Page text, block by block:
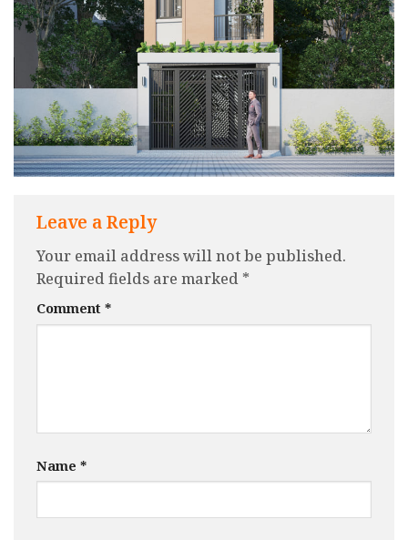
Leave a Reply
Your email address will not be published.
Required fields are marked *
Comment *
Name *